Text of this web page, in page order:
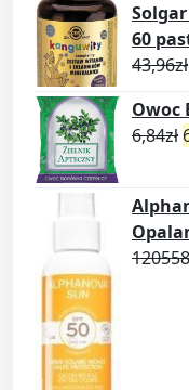
60
43,96zł
Owoc
6,84zł